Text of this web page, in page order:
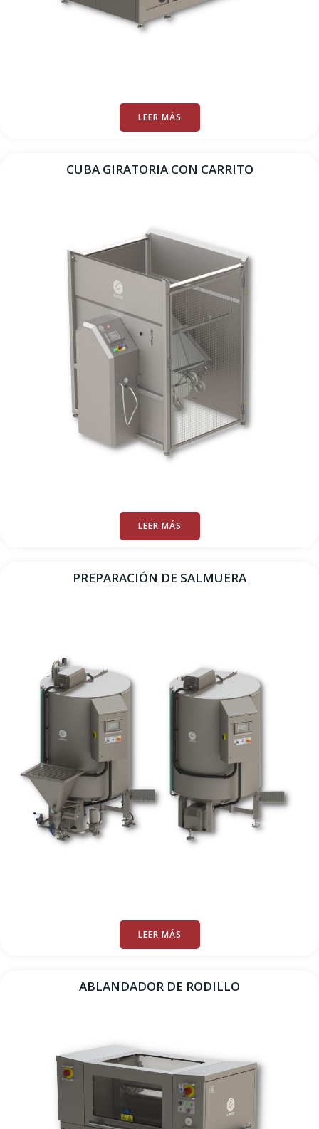
LEER MÁS
CUBA GIRATORIA CON CARRITO
LEER MÁS
PREPARACIÓN DE SALMUERA
LEER MÁS
ABLANDADOR DE RODILLO